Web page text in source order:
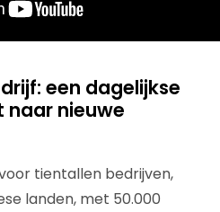
een dagelijkse
nieuwe
tientallen bedrijven,
landen, met 50.000